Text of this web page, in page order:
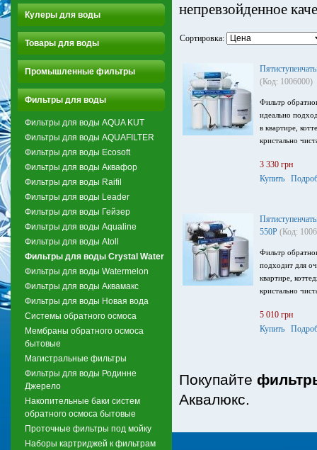
Кулеры для воды
Товары для воды
Промышленные фильтры
Фильтры для воды
Фильтры для воды AQUA KUT
Фильтры для воды AQUAFILTER
Фильтры для воды Ecosoft
Фильтры для воды Аквафор
Фильтры для воды Raifil
Фильтры для воды Leader
Фильтры для воды Гейзер
Фильтры для воды Aqualine
Фильтры для воды Atoll
Фильтры для воды Crystal Water
Фильтры для воды Watermelon
Фильтры для воды Аквамакс
Фильтры для воды Новая вода
Системы обратного осмоса
Мембраны обратного осмоса
бытовые
Магистральные фильтры
Фильтры для воды Родинне
Джерело
Накопительные баки систем
обратного осмоса бытовые
Проточные фильтры под мойку
Наборы картриджей к фильтрам
непревзойденное
Сортировка:
(Код: 1006000)
Фильтр
идеально
в квартире,
кристально
3 330 грн
Купить
550P (Код:
Фильтр
подходит для
квартире,
кристально
5 010 грн
Купить
Покупайте
Аквалюкс.